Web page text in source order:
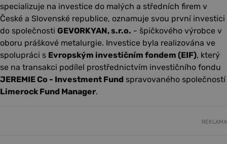
specializuje na investice do malých a středních firem v
České a Slovenské republice, oznamuje svou první investici
do společnosti GEVORKYAN, s.r.o. - špičkového výrobce v
oboru práškové metalurgie. Investice byla realizována ve
spolupráci s Evropským investičním fondem (EIF), který
se na transakci podílel prostřednictvím investičního fondu
JEREMIE Co - Investment Fund spravovaného společností
Limerock Fund Manager.
REKLAMA